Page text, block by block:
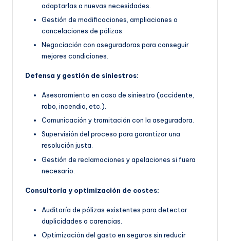
adaptarlas a nuevas necesidades.
Gestión de modificaciones, ampliaciones o
cancelaciones de pólizas.
Negociación con aseguradoras para conseguir
mejores condiciones.
Defensa y gestión de siniestros:
Asesoramiento en caso de siniestro (accidente,
robo, incendio, etc.).
Comunicación y tramitación con la aseguradora.
Supervisión del proceso para garantizar una
resolución justa.
Gestión de reclamaciones y apelaciones si fuera
necesario.
Consultoría y optimización de costes:
Auditoría de pólizas existentes para detectar
duplicidades o carencias.
Optimización del gasto en seguros sin reducir